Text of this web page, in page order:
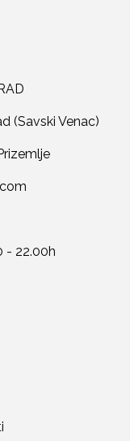
(Savski Venac)
- 22.00h